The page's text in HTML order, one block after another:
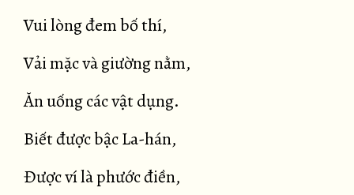
Vui lòng đem bố thí,
Vải mặc và giường nằm,
Ăn uống các vật dụng.
Biết được bậc La-hán,
Được ví là phước điền,